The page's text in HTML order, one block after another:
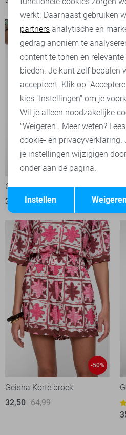
Geisha Korte broek
35,00 69,99
-50%
Geisha Korte broek
32,50 64,99
Analytische cookies
Marketing cookies
Terug
werkt. Daarnaast gebruiken
partners analytische en
gedrag anoniem te
content te tonen en
bieden. Je kunt zelf bepalen
accepteert. Klik op
kies "Instellingen" om je
Wil je alleen noodzakelijke
"Weigeren". Meer weten? Lees
cookie- en
je instellingen wijzigigen
onder aan de pagina.
Instellen